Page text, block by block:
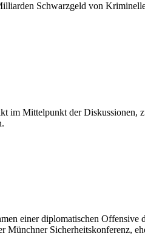
Schwarzgeld von
Mittelpunkt der Diskussionen,
einer diplomatischen Offensive
Sicherheitskonferenz,